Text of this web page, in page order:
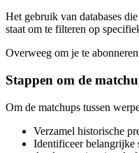
Het gebruik van databases
staat om te filteren op
Overweeg om je te
Stappen om de
Om de matchups tussen
Verzamel historische
Identificeer belangrijke